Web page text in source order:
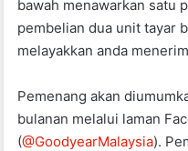
bawah menawarkan satu
pembelian dua unit tayar
melayakkan anda
Pemenang akan
bulanan melalui laman
(@GoodyearMalaysia).